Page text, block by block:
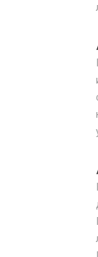
БЕЗОПАСНОЕ
СОРТИРОВКА
СУШКА
МЕБЕЛЬНОЕ